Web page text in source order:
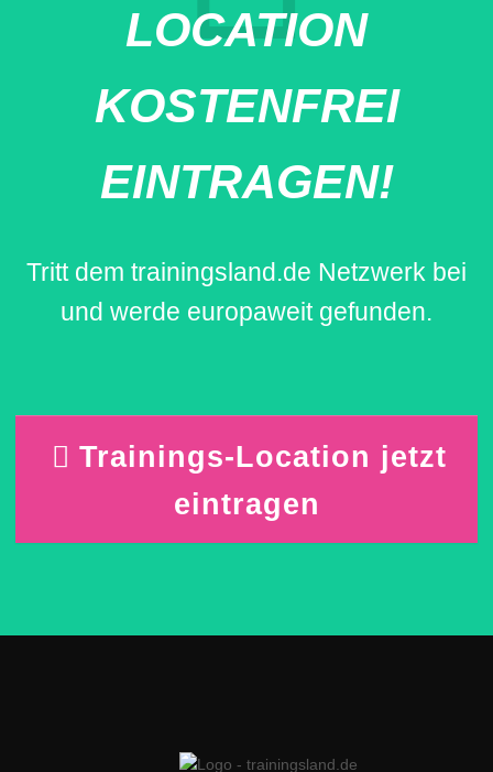
LOCATION
KOSTENFREI
EINTRAGEN!
Tritt dem trainingsland.de Netzwerk bei
und werde europaweit gefunden.
Trainings-Location jetzt
eintragen